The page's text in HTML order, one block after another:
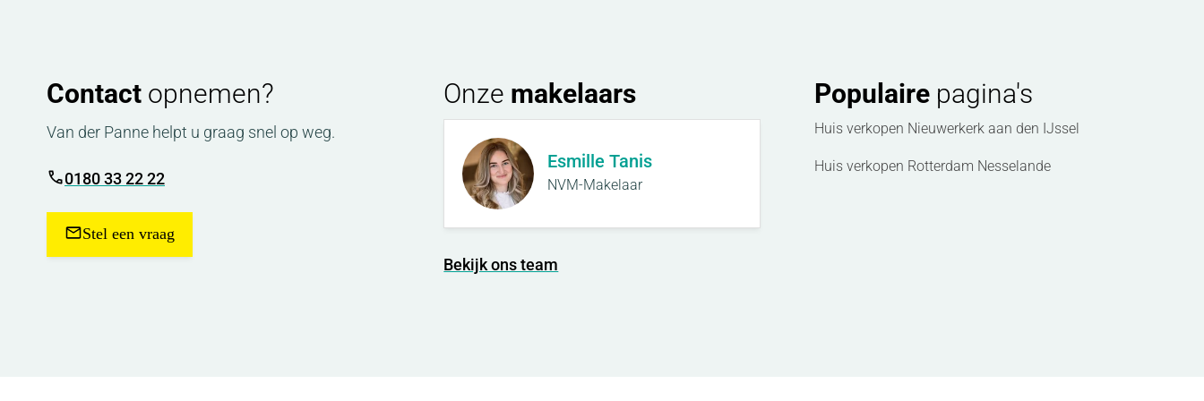
Contact opnemen?
Van der Panne helpt u graag snel op weg.
0180 33 22 22
Stel een vraag
Onze makelaars
Esmille Tanis
NVM-Makelaar
Bekijk ons team
Populairepagina's
Huis verkopen Nieuwerkerk aan den IJssel
Huis verkopen Rotterdam Nesselande